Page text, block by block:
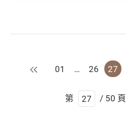
上一頁
01 … 26 27
第 / 50 頁